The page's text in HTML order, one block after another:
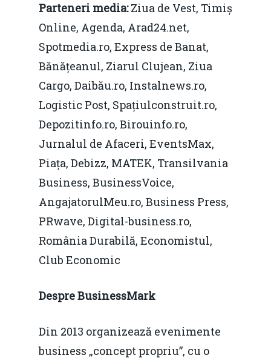
Parteneri media:Ziua de Vest, Timiș
Online, Agenda, Arad24.net,
Spotmedia.ro, Express de Banat,
Bănățeanul, Ziarul Clujean, Ziua
Cargo, Daibău.ro, Instalnews.ro,
Logistic Post, Spațiulconstruit.ro,
Depozitinfo.ro, Birouinfo.ro,
Jurnalul de Afaceri, EventsMax,
Piața, Debizz, MATEK, Transilvania
Business, BusinessVoice,
AngajatorulMeu.ro, Business Press,
PRwave, Digital-business.ro,
România Durabilă, Economistul,
Club Economic
Despre BusinessMark
Din 2013 organizează evenimente
business „concept propriu”, cu o
Martie 2016
Mai 2015
Martie 2015
Agribusiness
Energia
Construcții și
pentru o Românie